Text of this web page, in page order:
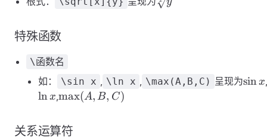
特殊函数
\函数名
如： \sin x \ln x \max(A,B,C) 呈现为\sin
sinx
lnx ,\max(A,B,C)
max(A, B, C)
关系运算符